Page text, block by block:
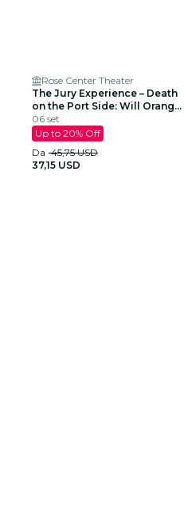
Rose Center Theater
The Jury Experience – Death
on the Port Side: Will Orange
County Deliver Justice?
06 set
Up to 20% Off
Da 45,75 USD
37,15 USD